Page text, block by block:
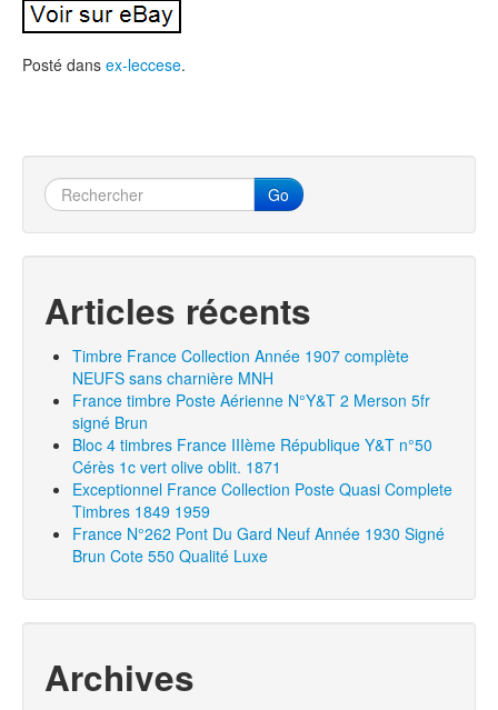
Posté dans ex-leccese.
Go
Articles récents
Timbre France Collection Année 1907 complète
NEUFS sans charnière MNH
France timbre Poste Aérienne N°Y&T 2 Merson 5fr
signé Brun
Bloc 4 timbres France IIIème République Y&T n°50
Cérès 1c vert olive oblit. 1871
Exceptionnel France Collection Poste Quasi Complete
Timbres 1849 1959
France N°262 Pont Du Gard Neuf Année 1930 Signé
Brun Cote 550 Qualité Luxe
Archives